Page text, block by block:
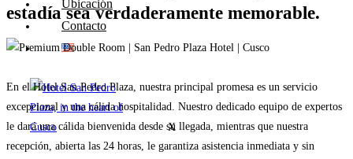
Ubicación
Contacto
X
estadía sea verdaderamente memorable.
En el Hotel San Pedro Plaza, nuestra principal promesa es un servicio
excepcional y una cálida hospitalidad. Nuestro dedicado equipo de expertos
le dará una cálida bienvenida desde su llegada, mientras que nuestra
recepción, abierta las 24 horas, le garantiza asistencia inmediata y sin